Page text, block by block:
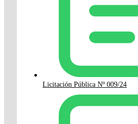
Licitación Pública Nº 009/24